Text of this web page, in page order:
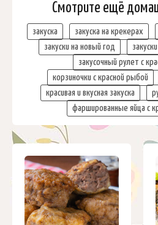
Смотрите ещё
закуска закуска на крекерах
закуски на новый год
закусочный рулет с
корзиночки с красной рыбой
красивая и вкусная закуска
фаршированные яйца с